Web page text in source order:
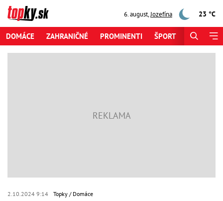
6. august,Jozefína 23 °C
DOMÁCE ZAHRANIČNÉ PROMINENTI ŠPORT
2.10.2024 9:14 Topky Domáce